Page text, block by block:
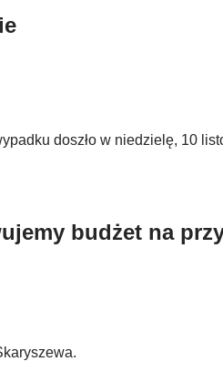
doszło w niedzielę, 10
budżet na